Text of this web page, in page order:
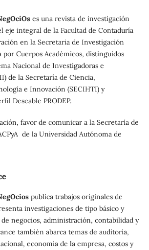
es una revista de investigación
eje integral de la Facultad de Contaduría
en la Secretaria de Investigación
por Cuerpos Académicos, distinguidos
Nacional de Investigadoras e
de la Secretaría de Ciencia,
e Innovación (SECIHTI) y
Deseable PRODEP.
favor de comunicar a la Secretaría de
de la Universidad Autónoma de
publica trabajos originales de
investigaciones de tipo básico y
negocios, administración, contabilidad y
también abarca temas de auditoría,
economía de la empresa, costos y